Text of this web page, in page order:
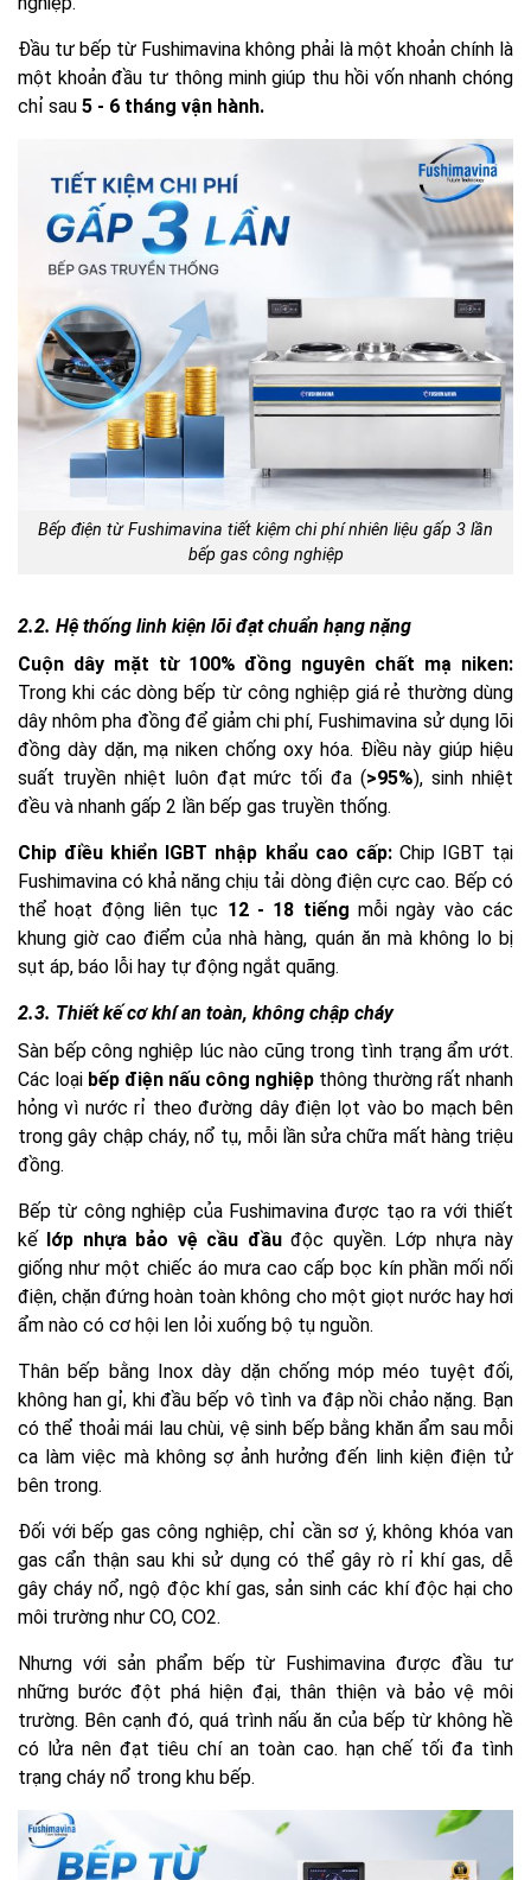
Đầu tư bếp từ Fushimavina không phải là một khoản chính là
một khoản đầu tư thông minh giúp thu hồi vốn nhanh chóng
chỉ sau 5 - 6 tháng vận hành.
Bếp điện từ Fushimavina tiết kiệm chi phí nhiên liệu gấp 3 lần
bếp gas công nghiệp
2.2. Hệ thống linh kiện lõi đạt chuẩn hạng nặng
Cuộn dây mặt từ 100% đồng nguyên chất mạ niken:
Trong khi các dòng bếp từ công nghiệp giá rẻ thường dùng
dây nhôm pha đồng để giảm chi phí, Fushimavina sử dụng lõi
đồng dày dặn, mạ niken chống oxy hóa. Điều này giúp hiệu
suất truyền nhiệt luôn đạt mức tối đa (>95%), sinh nhiệt
đều và nhanh gấp 2 lần bếp gas truyền thống.
Chip điều khiển IGBT nhập khẩu cao cấp: Chip IGBT tại
Fushimavina có khả năng chịu tải dòng điện cực cao. Bếp có
thể hoạt động liên tục 12 - 18 tiếng mỗi ngày vào các
khung giờ cao điểm của nhà hàng, quán ăn mà không lo bị
sụt áp, báo lỗi hay tự động ngắt quãng.
2.3. Thiết kế cơ khí an toàn, không chập cháy
Sàn bếp công nghiệp lúc nào cũng trong tình trạng ẩm ướt.
Các loại bếp điện nấu công nghiệp thông thường rất nhanh
hỏng vì nước rỉ theo đường dây điện lọt vào bo mạch bên
trong gây chập cháy, nổ tụ, mỗi lần sửa chữa mất hàng triệu
đồng.
Bếp từ công nghiệp của Fushimavina được tạo ra với thiết
kế lớp nhựa bảo vệ cầu đầuđộc quyền. Lớp nhựa này
giống như một chiếc áo mưa cao cấp bọc kín phần mối nối
điện, chặn đứng hoàn toàn không cho một giọt nước hay hơi
ẩm nào có cơ hội len lỏi xuống bộ tụ nguồn.
Thân bếp bằng Inox dày dặn chống móp méo tuyệt đối,
không han gỉ, khi đầu bếp vô tình va đập nồi chảo nặng. Bạn
có thể thoải mái lau chùi, vệ sinh bếp bằng khăn ẩm sau mỗi
ca làm việc mà không sợ ảnh hưởng đến linh kiện điện tử
bên trong.
Đối với bếp gas công nghiệp, chỉ cần sơ ý, không khóa van
gas cẩn thận sau khi sử dụng có thể gây rò rỉ khí gas, dễ
gây cháy nổ, ngộ độc khí gas, sản sinh các khí độc hại cho
môi trường như CO, CO2.
Nhưng với sản phẩm bếp từ Fushimavina được đầu tư
những bước đột phá hiện đại, thân thiện và bảo vệ môi
trường. Bên cạnh đó, quá trình nấu ăn của bếp từ không hề
có lửa nên đạt tiêu chí an toàn cao. hạn chế tối đa tình
trạng cháy nổ trong khu bếp.